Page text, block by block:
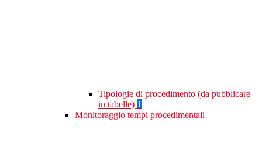
Tipologie di procedimento (da pubblicare
in tabelle) 1
Monitoraggio tempi procedimentali